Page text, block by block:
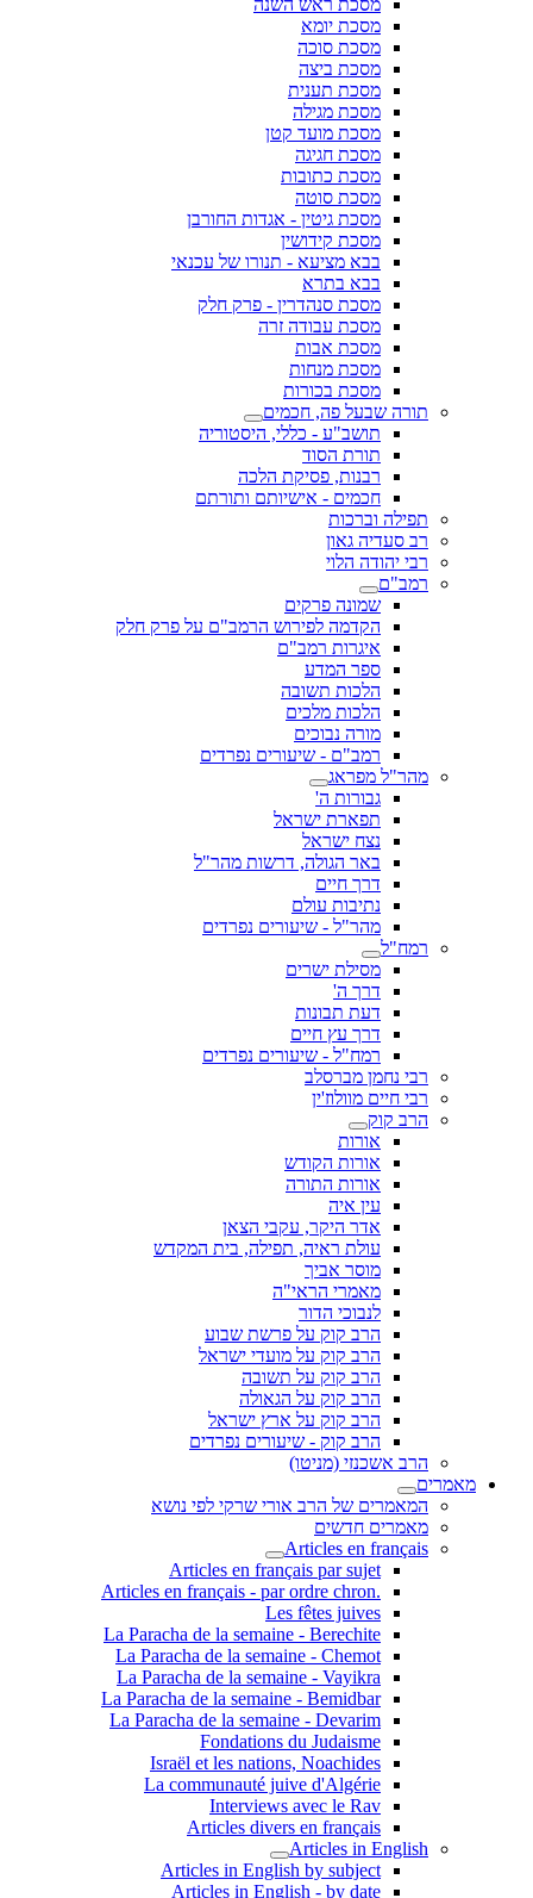
מסכת ראש השנה
מסכת יומא
מסכת סוכה
מסכת ביצה
מסכת תענית
מסכת מגילה
מסכת מועד קטן
מסכת חגיגה
מסכת כתובות
מסכת סוטה
מסכת גיטין - אגדות החורבן
מסכת קידושין
בבא מציעא - תנורו של עכנאי
בבא בתרא
מסכת סנהדרין - פרק חלק
מסכת עבודה זרה
מסכת אבות
מסכת מנחות
מסכת בכורות
תורה שבעל פה, חכמים
תושב"ע - כללי, היסטוריה
תורת הסוד
רבנות, פסיקת הלכה
חכמים - אישיותם ותורתם
תפילה וברכות
רב סעדיה גאון
רבי יהודה הלוי
רמב"ם
שמונה פרקים
הקדמה לפירוש הרמב"ם על פרק חלק
איגרות רמב"ם
ספר המדע
הלכות תשובה
הלכות מלכים
מורה נבוכים
רמב"ם - שיעורים נפרדים
מהר"ל מפראג
גבורות ה'
תפארת ישראל
נצח ישראל
באר הגולה, דרשות מהר"ל
דרך חיים
נתיבות עולם
מהר"ל - שיעורים נפרדים
רמח"ל
מסילת ישרים
דרך ה'
דעת תבונות
דרך עץ חיים
רמח"ל - שיעורים נפרדים
רבי נחמן מברסלב
רבי חיים מוולוז'ין
הרב קוק
אורות
אורות הקודש
אורות התורה
עין איה
אדר היקר, עקבי הצאן
עולת ראיה, תפילה, בית המקדש
מוסר אביך
מאמרי הראי"ה
לנבוכי הדור
הרב קוק על פרשת שבוע
הרב קוק על מועדי ישראל
הרב קוק על תשובה
הרב קוק על הגאולה
הרב קוק על ארץ ישראל
הרב קוק - שיעורים נפרדים
הרב אשכנזי (מניטו)
מאמרים
המאמרים של הרב אורי שרקי לפי נושא
מאמרים חדשים
Articles en français
Articles en français par sujet
.Articles en français - par ordre chron
Les fêtes juives
La Paracha de la semaine - Berechite
La Paracha de la semaine - Chemot
La Paracha de la semaine - Vayikra
La Paracha de la semaine - Bemidbar
La Paracha de la semaine - Devarim
Fondations du Judaisme
Israël et les nations, Noachides
La communauté juive d'Algérie
Interviews avec le Rav
Articles divers en français
Articles in English
Articles in English by subject
Articles in English - by date